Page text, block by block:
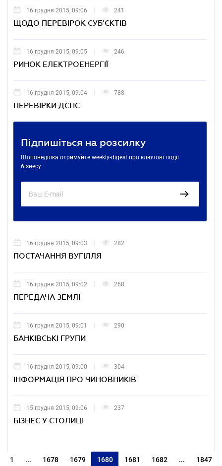
16 грудня 2015, 09:06 241
ЩОДО ПЕРЕВІРОК СУБ’ЄКТІВ
16 грудня 2015, 09:05 246
РИНОК ЕЛЕКТРОЕНЕРГІЇ
16 грудня 2015, 09:04 788
ПЕРЕВІРКИ ДСНС
Підпишіться на розсилку
Щопонеділка отримуйте weekly-digest про ключові події
бізнесу
16 грудня 2015, 09:03 282
ПОСТАЧАННЯ ВУГІЛЛЯ
16 грудня 2015, 09:02 268
ПЕРЕДАЧА ЗЕМЛІ
16 грудня 2015, 09:01 290
БАНКІВСЬКІ ГРУПИ
16 грудня 2015, 09:00 304
ІНФОРМАЦІЯ ПРО ЧИНОВНИКІВ
15 грудня 2015, 09:06 237
БІЗНЕС У СТОЛИЦІ
1 ... 1678 1679 1680 1681 1682 ... 1847